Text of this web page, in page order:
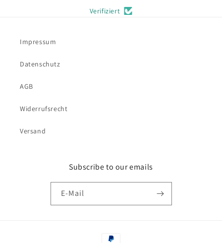
Verifiziert
Impressum
Datenschutz
AGB
Widerrufsrecht
Versand
Subscribe to our emails
E-Mail
Zahlungsmethoden